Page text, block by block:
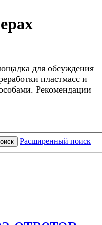
для обсуждения
пластмасс и
Рекомендации
Расширенный поиск